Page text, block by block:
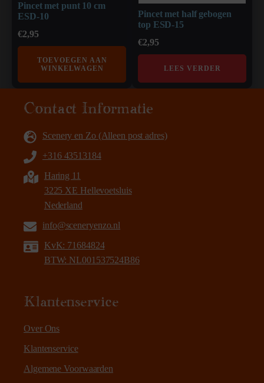
Pincet met punt 10 cm
ESD-10
€2,95
TOEVOEGEN AAN
WINKELWAGEN
Pincet met half gebogen
top ESD-15
€2,95
LEES VERDER
Contact Informatie
Scenery en Zo (Alleen post adres)
+316 43513184
Haring 11
3225 XE Hellevoetsluis
Nederland
info@sceneryenzo.nl
KvK: 71684824
BTW: NL001537524B86
Klantenservice
Over Ons
Klantenservice
Algemene Voorwaarden